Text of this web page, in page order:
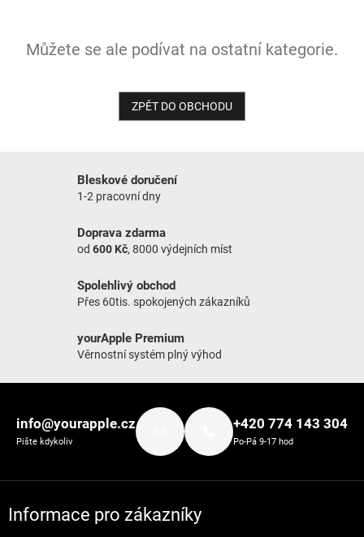
Můžete se ale podívat na ostatní kategorie.
ZPĚT DO OBCHODU
Bleskové doručení
1-2 pracovní dny
Doprava zdarma
od 600 Kč, 8000 výdejních míst
Spolehlivý obchod
Přes 60tis. spokojených zákazníků
yourApple Premium
Věrnostní systém plný výhod
info@yourapple.cz
Pište kdykoliv
+420 774 143 304
Po-Pá 9-17 hod
Informace pro zákazníky